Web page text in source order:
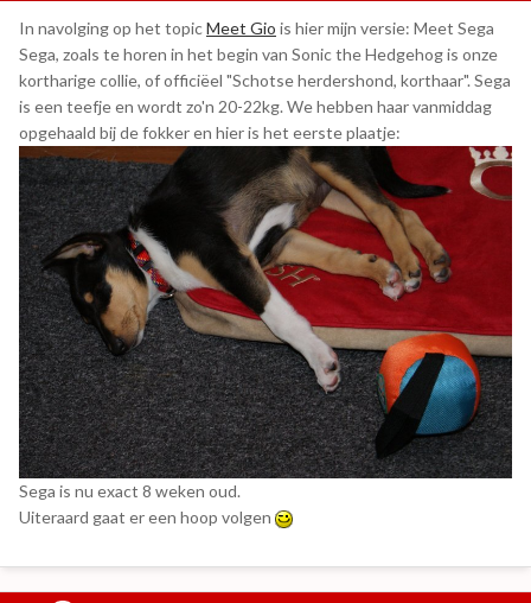
In navolging op het topicMeet Gio is hier mijn versie: Meet Sega
Sega, zoals te horen in het begin van Sonic the Hedgehog is onze
kortharige collie, of officiëel "Schotse herdershond, korthaar". Sega
is een teefje en wordt zo'n 20-22kg. We hebben haar vanmiddag
opgehaald bij de fokker en hier is het eerste plaatje:
Sega is nu exact 8 weken oud.
Uiteraard gaat er een hoop volgen